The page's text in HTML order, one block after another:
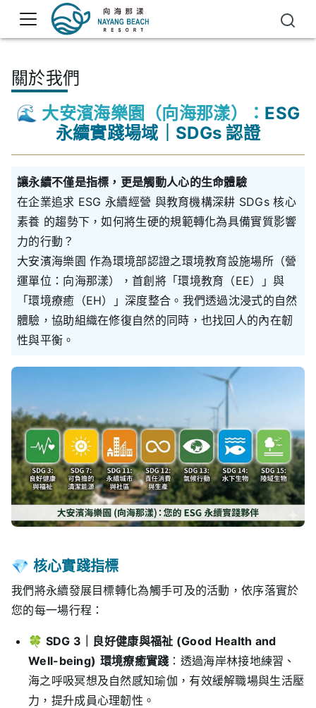
關於我們
🌊 大安濱海樂園（向海那漾）： ESG
永續實踐場域｜SDGs 認證
讓永續不僅是指標，更是觸動人心的生命體驗
在企業追求 ESG 永續經營 與教育機構深耕 SDGs 核心
素養 的趨勢下，如何將生硬的規範轉化為具備實質影響
力的行動？
大安濱海樂園 作為環境部認證之環境教育設施場所（營
運單位：向海那漾），首創將「環境教育（EE）」與
「環境療癒（EH）」深度整合。我們透過沈浸式的自然
體驗，協助組織在修復自然的同時，也找回人的內在韌
性與平衡。
💎 核心實踐指標
我們將永續發展目標轉化為觸手可及的活動，依序落實於
您的每一場行程：
🍀 SDG 3 ｜良好健康與福祉 (Good Health and
Well-being) 環境療癒實踐 ：透過海岸林接地練習、
海之呼吸冥想及自然感知瑜伽，有效緩解職場與生活壓
力，提升成員心理韌性。